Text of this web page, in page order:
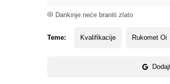
Dankinje neće braniti zlato
Teme: Kvalifikacije Rukomet Oi